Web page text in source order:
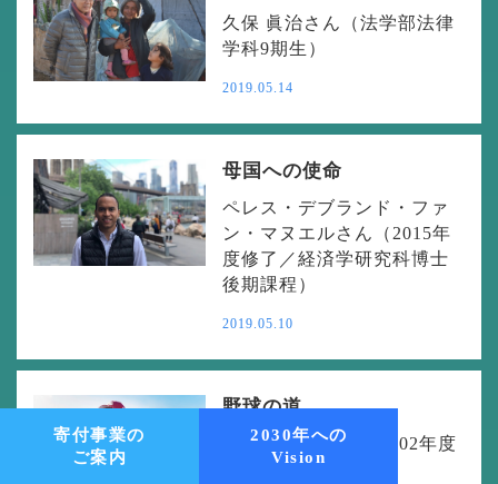
久保 眞治さん（法学部法律
学科9期生）
2019.05.14
母国への使命
ペレス・デブランド・ファ
ン・マヌエルさん（2015年
度修了／経済学研究科博士
後期課程）
2019.05.10
野球の道
⼩⾕野 栄⼀さん（2002年度
卒業／法学部）
寄付事業の
ご案内
2030年への
Vision